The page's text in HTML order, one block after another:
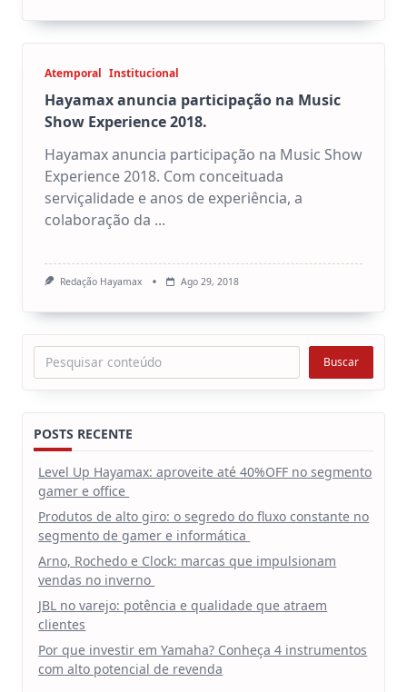
Atemporal Institucional
Hayamax anuncia participação na Music
Show Experience 2018.
Hayamax anuncia participação na Music Show
Experience 2018. Com conceituada
serviçalidade e anos de experiência, a
colaboração da ...
Redação Hayamax Ago 29, 2018
Pesquisar Buscar
POSTS RECENTE
Level Up Hayamax: aproveite até 40%OFF no segmento
gamer e office
Produtos de alto giro: o segredo do fluxo constante no
segmento de gamer e informática
Arno, Rochedo e Clock: marcas que impulsionam
vendas no inverno
JBL no varejo: potência e qualidade que atraem
clientes
Por que investir em Yamaha? Conheça 4 instrumentos
com alto potencial de revenda